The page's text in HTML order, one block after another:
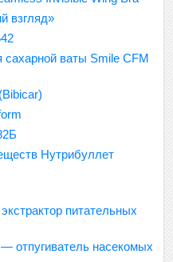
взгляд»
сахарной ваты Smile CFM
Нутрибуллет
питательных
отпугиватель насекомых